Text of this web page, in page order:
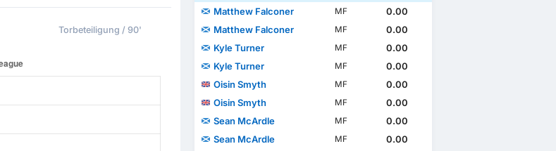
Torbeteiligung / 90'
Matthew Falconer
MF
0.00
Matthew Falconer
MF
0.00
Kyle Turner
MF
0.00
Kyle Turner
MF
0.00
Oisin Smyth
MF
0.00
Oisin Smyth
MF
0.00
Sean McArdle
MF
0.00
Sean McArdle
MF
0.00